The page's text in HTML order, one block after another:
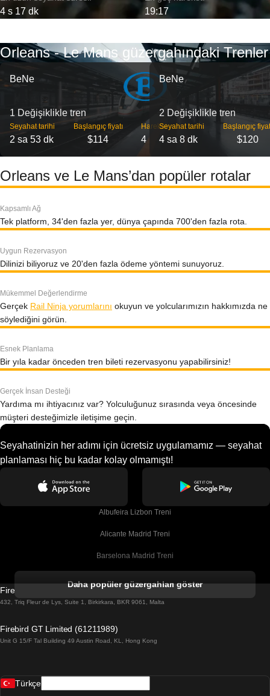
4 s 17 dk 19:17
Orleans - Le Mans güzergahındaki Trenler
BeNe
1 Değişiklikle tren
Seyahat tarihi
2 sa 53 dk
Başlangıç ​​fiyatı
$114
Hareket
4
BeNe
2 Değişiklikle tren
Seyahat tarihi
4 sa 8 dk
Başlangıç
$120
Orleans ve Le Mans’dan popüler rotalar
Kapsamlı Ağ
Tek platform, 34'den fazla yer, dünya çapında 700'den fazla rota.
Uygun Rezervasyon
Dilinizi biliyoruz ve 20'den fazla ödeme yöntemi sunuyoruz.
Mükemmel Değerlendirme
Gerçek Rail Ninja yorumlarını okuyun ve yolcularımızın hakkımızda ne
söylediğini görün.
Esnek Planlama
Bir yıla kadar önceden tren bileti rezervasyonu yapabilirsiniz!
Gerçek İnsan Desteği
Yardıma mı ihtiyacınız var? Yolculuğunuz sırasında veya öncesinde
müşteri desteğimizle iletişime geçin.
Seyahatinizin her adımı için ücretsiz uygulamamız — seyahat
planlaması hiç bu kadar kolay olmamıştı!
Albufeira Lizbon Treni
Alicante Madrid Treni
Barselona Madrid Treni
Barselona Sevilla Treni
Belfast Dublin Treni
Daha popüler güzergahları göster
Firebird GT Limited (OC 1451)
432, Triq Fleur de Lys, Suite 1, Birkirkara, BKR 9061, Malta
Firebird GT Limited (61211989)
Unit G 15/F Tal Building 49 Austin Road, KL, Hong Kong
Türkçe